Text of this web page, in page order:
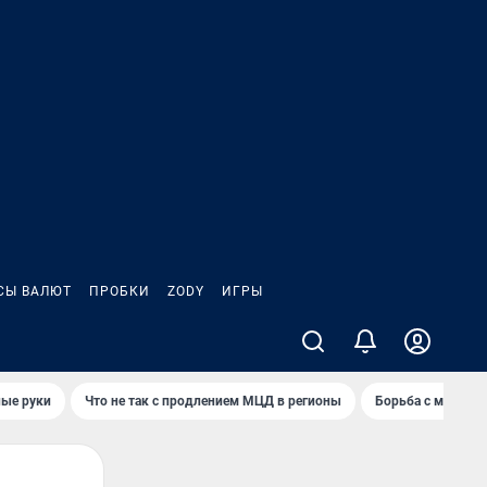
ВАЛЮТ ПРОБКИ ZODY ИГРЫ
руки Что не так с продлением МЦД в регионы Борьба с мэрией